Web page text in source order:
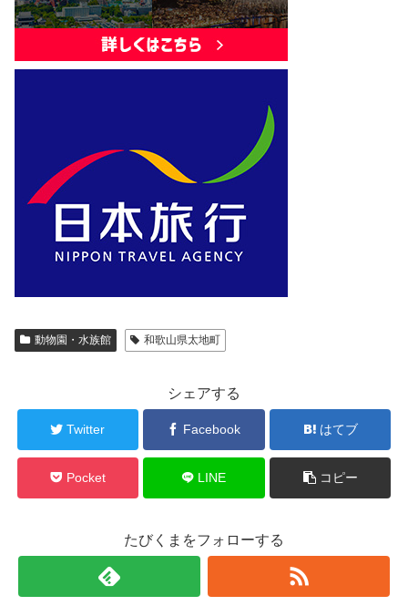
動物園・水族館 和歌山県太地町
シェアする
Twitter Facebook はてブ
Pocket LINE コピー
たびくまをフォローする